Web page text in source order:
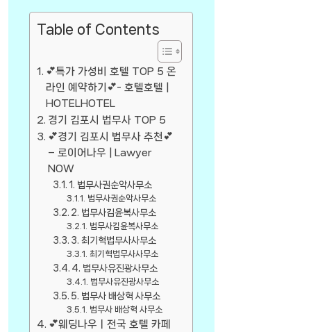
Table of Contents
💕특가 가성비 호텔 TOP 5 온
라인 예약하기💕- 호텔호텔 |
HOTELHOTEL
경기 김포시 법무사 TOP 5
💕경기 김포시 법무사 추천💕
– 로이어나우 | Lawyer
NOW
1. 법무사권순악사무소
법무사권순악사무소
2. 법무사김윤복사무소
법무사김윤복사무소
3. 최기혁법무사사무소
최기혁법무사사무소
4. 법무사유진광사무소
법무사유진광사무소
5. 법무사 배상혁 사무소
법무사 배상혁 사무소
💕웨딩나우ㅣ전국 호텔 카페